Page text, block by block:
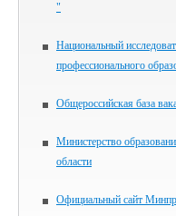
"
Национальный
профессионального
Общероссийская база
Министерство
области
Официальный сайт